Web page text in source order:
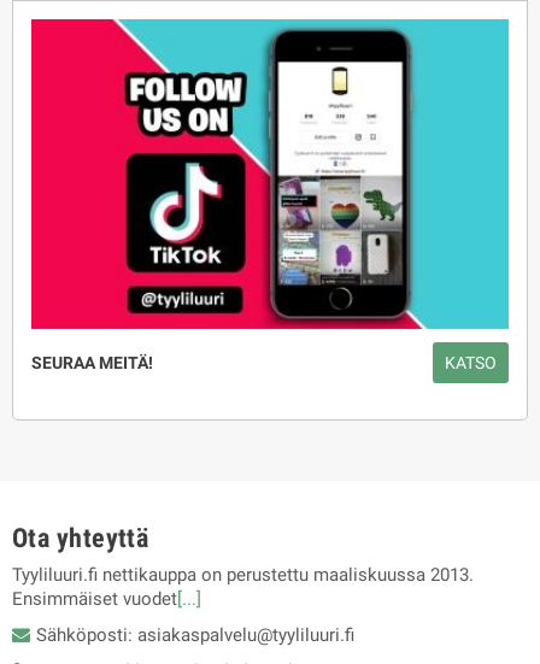
SEURAA MEITÄ! KATSO
Ota yhteyttä
Tyyliluuri.fi nettikauppa on perustettu maaliskuussa 2013.
Ensimmäiset vuodet [...]
Sähköposti: asiakaspalvelu@tyyliluuri.fi